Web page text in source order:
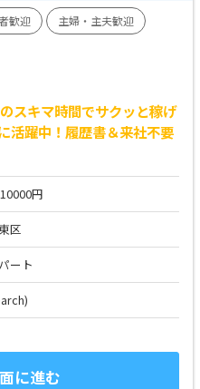
歓迎
主婦・主夫歓迎
スキマ時間でサクッと稼げ
活躍中！履歴書＆来社不要
円
区
ート
に進む